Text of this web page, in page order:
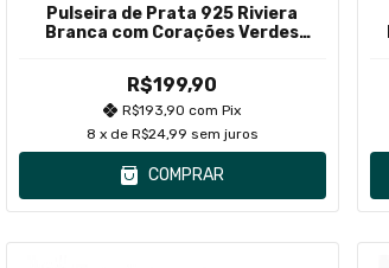
Pulseira de Prata 925 Riviera
Branca com Corações Verdes
R$199,90
R$193,90com Pix
8 x de R$24,99 sem juros
COMPRAR